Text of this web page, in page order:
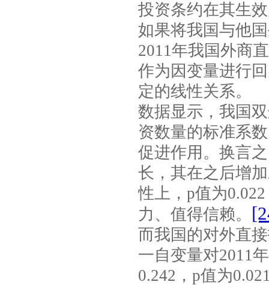
投资条约在其生
如果将我国与他
2011年我国外商
作为因变量进行
定的线性关系。
数据显示，我国
资数量的标准系
促进作用。换言
长，其在之后增
性上， p值为0.022
力、值得信赖。
而我国的对外直
一自变量对2011
0.242 ， p值为